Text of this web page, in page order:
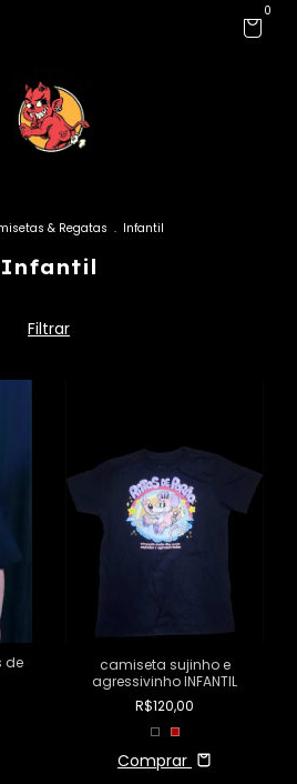
0
& Regatas . Infantil
Infantil
Filtrar
de
camiseta sujinho e
agressivinho INFANTIL
R$120,00
Comprar